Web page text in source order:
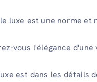
luxe est une norme et
vous l'élégance d'une
est dans les détails